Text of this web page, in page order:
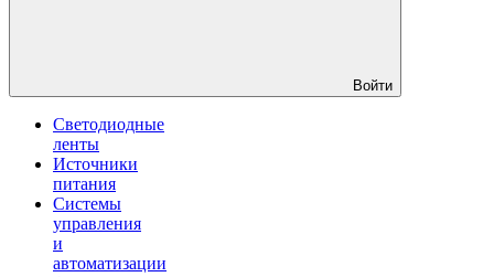
Войти
Светодиодные
ленты
Источники
питания
Системы
управления
и
автоматизации